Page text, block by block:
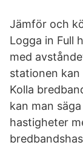
Jämför och
Logga in Full
med
stationen kan
Kolla
kan man
hastigheter